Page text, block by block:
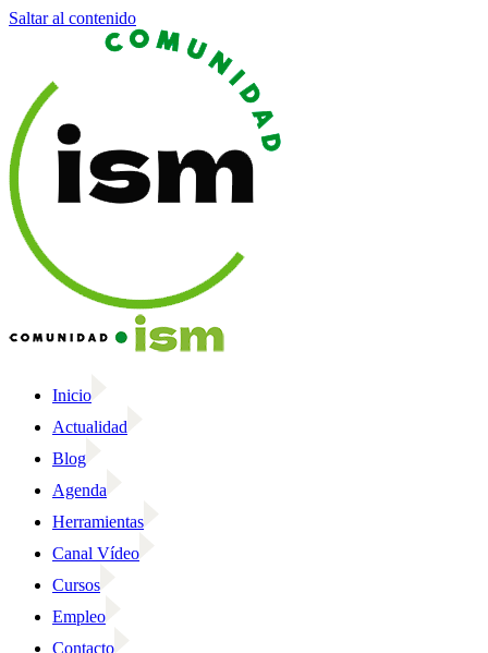
Saltar al contenido
Inicio
Actualidad
Blog
Agenda
Herramientas
Canal Vídeo
Cursos
Empleo
Contacto